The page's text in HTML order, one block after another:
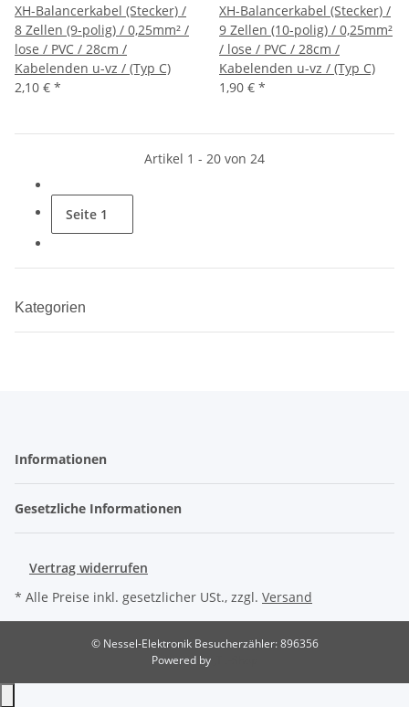
XH-Balancerkabel (Stecker) /
8 Zellen (9-polig) / 0,25mm² /
lose / PVC / 28cm /
Kabelenden u-vz / (Typ C)
2,10 € *
XH-Balancerkabel (Stecker) /
9 Zellen (10-polig) / 0,25mm²
/ lose / PVC / 28cm /
Kabelenden u-vz / (Typ C)
1,90 € *
Artikel 1 - 20 von 24
Seite 1
Kategorien
Informationen
Gesetzliche Informationen
Vertrag widerrufen
* Alle Preise inkl. gesetzlicher USt., zzgl. Versand
© Nessel-ElektronikBesucherzähler: 896356
Powered by